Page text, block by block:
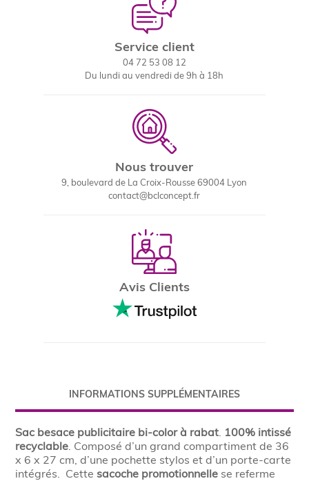
Service client
04 72 53 08 12
Du lundi au vendredi de 9h à 18h
Nous trouver
9, boulevard de La Croix-Rousse 69004 Lyon
contact@bclconcept.fr
Avis Clients
INFORMATIONS SUPPLÉMENTAIRES
Sac besace publicitaire bi-color à rabat. 100% intissé
recyclable. Composé d’un grand compartiment de 36
x 6 x 27 cm, d’une pochette stylos et d’un porte-carte
intégrés. Cette sacoche promotionnelle se referme